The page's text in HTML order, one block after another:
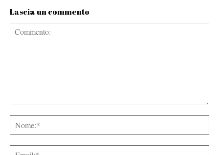
Lascia un commento